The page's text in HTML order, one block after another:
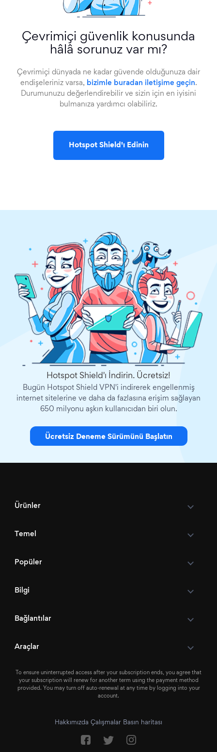
Çevrimiçi güvenlik konusunda
hâlâ sorunuz var mı?
Çevrimiçi dünyada ne kadar güvende olduğunuza dair
endişeleriniz varsa, bizimle buradan iletişime geçin.
Durumunuzu değerlendirebilir ve sizin için en iyisini
bulmanıza yardımcı olabiliriz.
Hotspot Shield'ı Edinin
Hotspot Shield'ı İndirin. Ücretsiz!
Bugün Hotspot Shield VPN'i indirerek engellenmiş
internet sitelerine ve daha da fazlasına erişim sağlayan
650 milyonu aşkın kullanıcıdan biri olun.
Ücretsiz Deneme Sürümünü Başlatın
Ürünler
Temel
Popüler
Bilgi
Bağlantılar
Araçlar
To ensure uninterrupted access after your subscription ends, you agree that
your subscription will renew for another term using the payment method
provided. You may turn off auto-renewal at any time by logging into your
account.
Hakkımızda Çalışmalar Basın haritası